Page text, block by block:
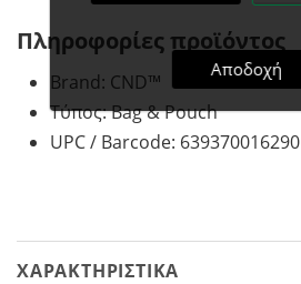
Πληροφορίες προϊόντος
Brand: CND™
Τύπος: Bag & Pouch
UPC / Barcode: 639370016290
ΧΑΡΑΚΤΗΡΙΣΤΙΚΆ
Αποδοχή